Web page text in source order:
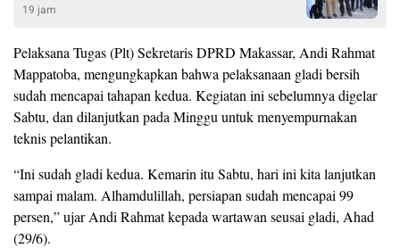
19 jam
Pelaksana Tugas (Plt) Sekretaris DPRD Makassar, Andi Rahmat
Mappatoba, mengungkapkan bahwa pelaksanaan gladi bersih
sudah mencapai tahapan kedua. Kegiatan ini sebelumnya digelar
Sabtu, dan dilanjutkan pada Minggu untuk menyempurnakan
teknis pelantikan.
“Ini sudah gladi kedua. Kemarin itu Sabtu, hari ini kita lanjutkan
sampai malam. Alhamdulillah, persiapan sudah mencapai 99
persen,” ujar Andi Rahmat kepada wartawan seusai gladi, Ahad
(29/6).